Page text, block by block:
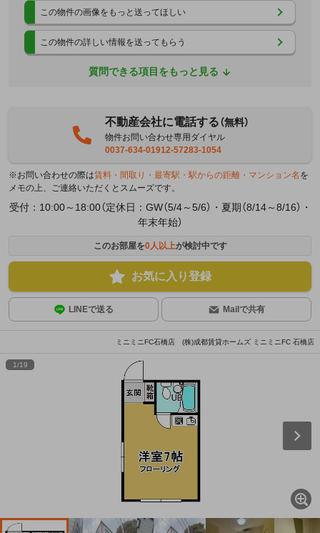
この物件の画像をもっと送ってほしい
この物件の詳しい情報を送ってもらう
質問できる項目をもっと見る
不動産会社に電話する（無料）
物件お問い合わせ専用ダイヤル
0037-634-01912-57283-1054
※お問い合わせの際は賃料・間取り・最寄駅・駅からの距離・マンション名 を
メモの上、ご連絡いただくとスムーズです。
受付：10:00～18:00（定休日：GW（5/4～5/6）・夏期（8/14～8/16）・
年末年始）
このお部屋を0人以上が検討中です
お気に入り登録
LINEで送る Mailで共有
ミニミニFC石橋店 (株)成都賃貸ホームズ ミニミニFC 石橋店
1/19